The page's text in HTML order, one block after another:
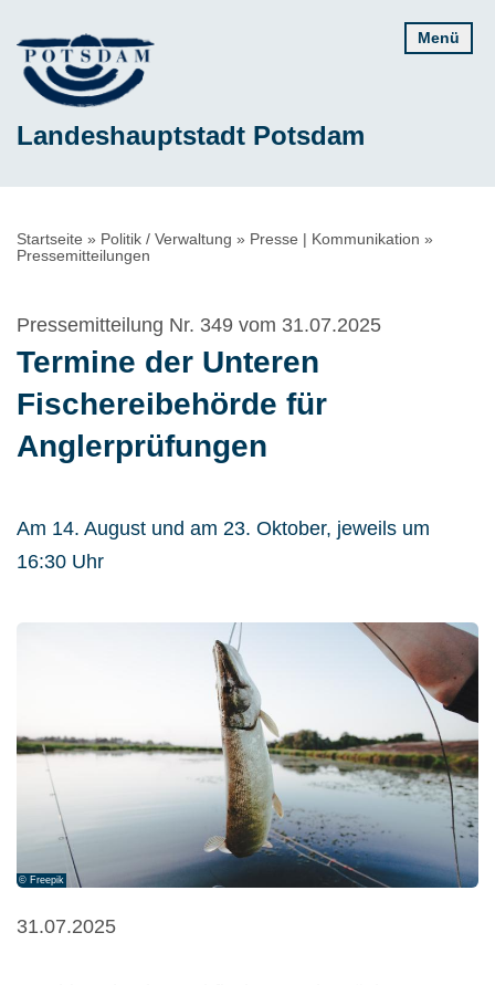
zum
Inhalt
Landeshauptstadt Potsdam
Menü
Pfadnavigation
Startseite Politik / Verwaltung
Presse | Kommunikation
Pressemitteilungen
Pressemitteilung Nr. 349 vom 31.07.2025
Termine der Unteren
Fischereibehörde für
Anglerprüfungen
Am 14. August und am 23. Oktober, jeweils um
16:30 Uhr
© Freepik
31.07.2025